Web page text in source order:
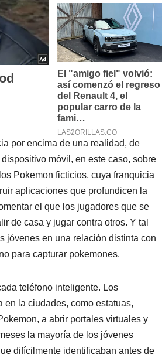
por encima de una realidad, de
móvil, en este caso, sobre
Pokemon ficticios, cuya franquicia
aplicaciones que profundicen la
el que los jugadores que se
de casa y jugar contra otros. Y tal
jóvenes en una relación distinta con
para capturar pokemones.
teléfono inteligente. Los
la ciudades, como estatuas,
a abrir portales virtuales y
la mayoría de los jóvenes
difícilmente identificaban antes de